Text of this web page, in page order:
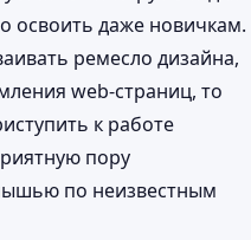
освоить даже новичкам.
ремесло дизайна,
web-страниц, то
к работе
пору
по неизвестным